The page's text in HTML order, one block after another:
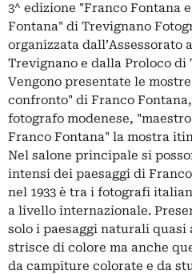
3^ edizione "Franco Fontana
Fontana" di Trevignano
organizzata dall’Assessorato
Trevignano e dalla Proloco di
Vengono presentate le
confronto" di Franco
fotografo modenese,
Franco Fontana" la mostra
Nel salone principale si
intensi dei paesaggi di
nel 1933 è tra i fotografi
a livello internazionale.
solo i paesaggi naturali
strisce di colore ma anche
da campiture colorate e da